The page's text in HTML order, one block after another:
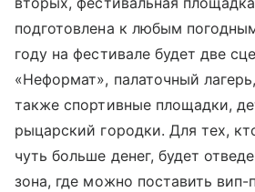
подготовлена к любым
году на фестивале будет две
«Неформат», палаточный
также спортивные площадки,
рыцарский городки. Для тех,
чуть больше денег, будет
зона, где можно поставить вип-